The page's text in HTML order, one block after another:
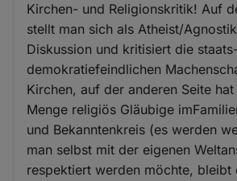
Kirchen- und Religionskritik! Auf
stellt man sich als Atheist/
Diskussion und kritisiert die
demokratiefeindlichen
Kirchen, auf der anderen Seite
Menge religiös Gläubige
und Bekanntenkreis (es werden
man selbst mit der eigenen
respektiert werden möchte, bleibt